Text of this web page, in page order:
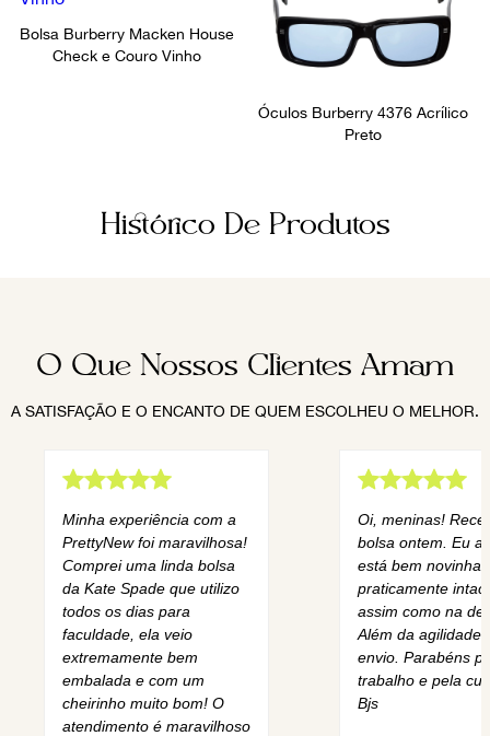
Bolsa Burberry Macken House
Check e Couro Vinho
Óculos Burberry 4376 Acrílico
Preto
Histórico De Produtos
O Que Nossos Clientes Amam
A SATISFAÇÃO E O ENCANTO DE QUEM ESCOLHEU O MELHOR.
Minha experiência com a
PrettyNew foi maravilhosa!
Comprei uma linda bolsa
da Kate Spade que utilizo
todos os dias para
faculdade, ela veio
extremamente bem
embalada e com um
cheirinho muito bom! O
atendimento é maravilhoso
Oi, meninas!
bolsa ontem. Eu
está bem novinha,
praticamente
assim como na
Além da agilidade
envio. Parabéns
trabalho e pela
Bjs